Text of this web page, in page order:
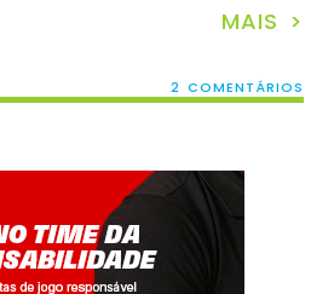
MAIS >
2 COMENTÁRIOS